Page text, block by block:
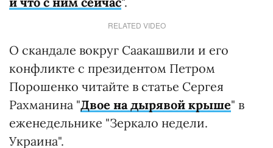
RELATED VIDEO
О скандале вокруг Саакашвили и его
конфликте с президентом Петром
Порошенко читайте в статье Сергея
Рахманина "Двое на дырявой крыше" в
еженедельнике "Зеркало недели.
Украина".